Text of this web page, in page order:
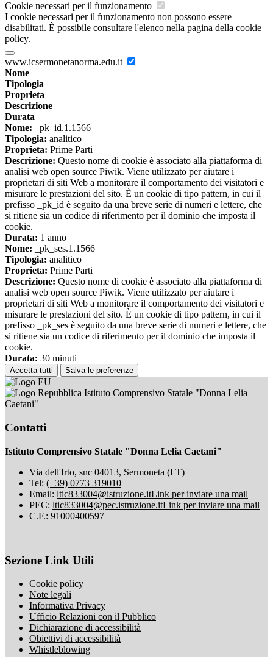
Cookie necessari per il funzionamento
I cookie necessari per il funzionamento non possono essere
disabilitati. È possibile consultare l'elenco nella pagina della cookie
policy.
www.icsermonetanorma.edu.it
Nome
Tipologia
Proprieta
Descrizione
Durata
Nome: _pk_id.1.1566
Tipologia: analitico
Proprieta: Prime Parti
Descrizione: Questo nome di cookie è associato alla piattaforma di
analisi web open source Piwik. Viene utilizzato per aiutare i
proprietari di siti Web a monitorare il comportamento dei visitatori e
misurare le prestazioni del sito. È un cookie di tipo pattern, in cui il
prefisso _pk_id è seguito da una breve serie di numeri e lettere, che
si ritiene sia un codice di riferimento per il dominio che imposta il
cookie.
Durata: 1 anno
Nome: _pk_ses.1.1566
Tipologia: analitico
Proprieta: Prime Parti
Descrizione: Questo nome di cookie è associato alla piattaforma di
analisi web open source Piwik. Viene utilizzato per aiutare i
proprietari di siti Web a monitorare il comportamento dei visitatori e
misurare le prestazioni del sito. È un cookie di tipo pattern, in cui il
prefisso _pk_ses è seguito da una breve serie di numeri e lettere, che
si ritiene sia un codice di riferimento per il dominio che imposta il
cookie.
Durata: 30 minuti
Accetta tutti Salva le preferenze
Istituto Comprensivo Statale "Donna Lelia
Caetani"
Contatti
Istituto Comprensivo Statale "Donna Lelia Caetani"
Via dell'Irto, snc 04013, Sermoneta (LT)
Tel: (+39) 0773 319010
Email: ltic833004@istruzione.itLink per inviare una mail
PEC: ltic833004@pec.istruzione.itLink per inviare una mail
C.F.: 91000400597
Sezione Link Utili
Cookie policy
Note legali
Informativa Privacy
Ufficio Relazioni con il Pubblico
Dichiarazione di accessibilità
Obiettivi di accessibilità
Whistleblowing